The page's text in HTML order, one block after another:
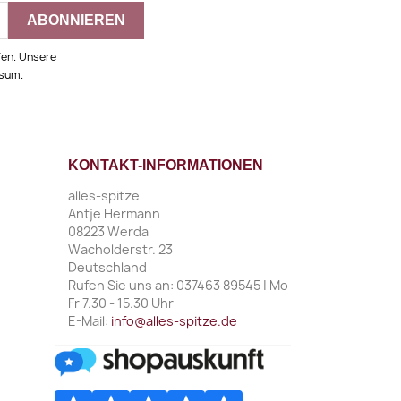
Unsere
KONTAKT-INFORMATIONEN
alles-spitze
Antje Hermann
08223 Werda
Wacholderstr. 23
Deutschland
Rufen Sie uns an: 037463 89545 | Mo -
Fr 7.30 - 15.30 Uhr
E-Mail: info@alles-spitze.de